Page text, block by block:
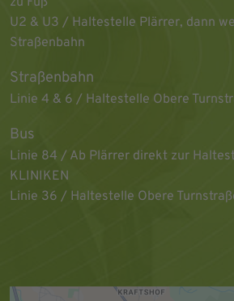
U2 & U3 / Haltestelle Plärrer, dann
Straßenbahn
Straßenbahn
Linie 4 & 6 / Haltestelle Obere
Bus
Linie 84 / Ab Plärrer direkt zur
KLINIKEN
Linie 36 / Haltestelle Obere